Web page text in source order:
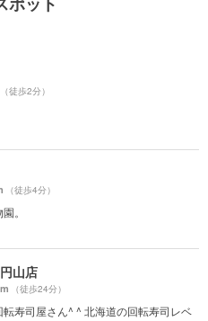
（徒歩2分）
（徒歩4分）
。
山店
（徒歩24分）
寿司屋さん^ ^ 北海道の回転寿司レベ